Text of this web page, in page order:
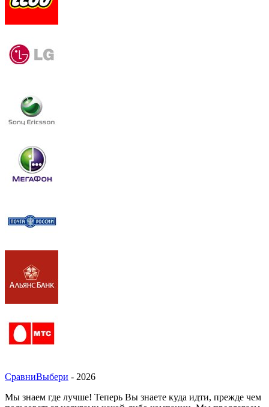
СравниВыбери - 2026
Мы знаем где лучше! Теперь Вы знаете куда идти, прежде чем